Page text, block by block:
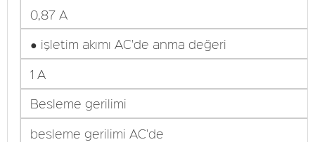
0,87 A
● işletim akımı AC'de anma değeri
1 A
Besleme gerilimi
besleme gerilimi AC'de